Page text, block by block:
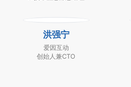
洪强宁
爱因互动
创始人兼CTO